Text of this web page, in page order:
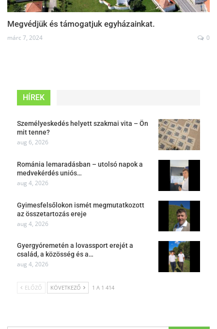
Megvédjük és támogatjuk egyházainkat.
márc 7, 2024 0
HÍREK
Személyeskedés helyett szakmai vita – Ön
mit tenne?
aug 6, 2026
Románia lemaradásban – utolsó napok a
medvekérdés uniós…
aug 4, 2026
Gyimesfelsőlokon ismét megmutatkozott
az összetartozás ereje
aug 4, 2026
Gyergyóremetén a lovassport erejét a
család, a közösség és a…
aug 4, 2026
ELŐZŐ KÖVETKEZŐ 1 A 1 414